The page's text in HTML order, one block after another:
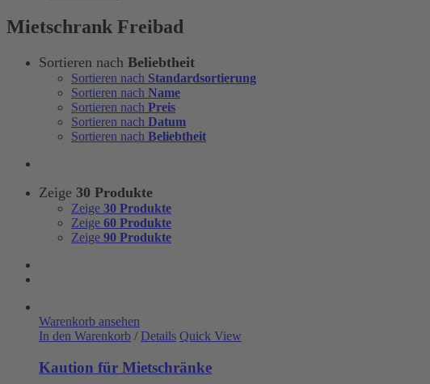
Mietschrank Freibad
Sortieren nach Beliebtheit
Sortieren nach Standardsortierung
Sortieren nach Name
Sortieren nach Preis
Sortieren nach Datum
Sortieren nach Beliebtheit
Zeige 30 Produkte
Zeige 30 Produkte
Zeige 60 Produkte
Zeige 90 Produkte
Warenkorb ansehen
In den Warenkorb / Details Quick View
Kaution für Mietschränke